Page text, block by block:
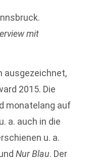
mit
ausgezeichnet,
2015. Die
monatelang auf
a. auch in die
u. a.
Nur Blau. Der